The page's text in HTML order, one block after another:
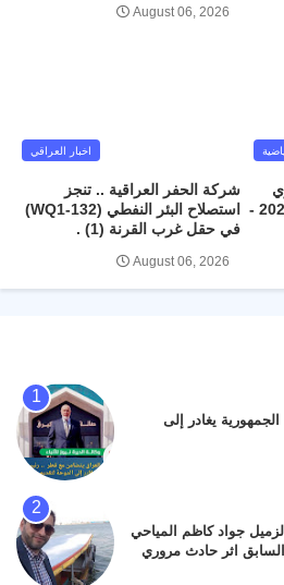
August 06, 2026
نجوم العراق للموسم الجديد 2026 -
اخبار العراقي
شركة الحفر العراقية .. تنجز
استصلاح البئر النفطي (WQ1-132)
في حقل غرب القرنة (1) .
August 06, 2026
يغادر إلى
الزميل جواد كاظم المياحي
اثر حادث مروري
على الطريق